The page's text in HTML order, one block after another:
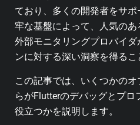
ており、多くの開発者をサ
牢な基盤によって、人気の
外部モニタリングプロバイ
ンに対する深い洞察を得るこ
この記事では、いくつかの
らがFlutterのデバッグとプロ
役立つかを説明します。